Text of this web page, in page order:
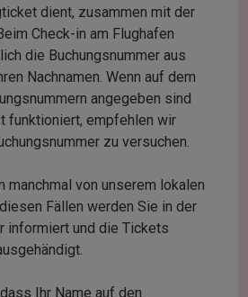
dient, zusammen mit der
Check-in am Flughafen
die Buchungsnummer aus
Nachnamen. Wenn auf dem
angegeben sind
funktioniert, empfehlen wir
zu versuchen.
manchmal von unserem lokalen
Fällen werden Sie in der
informiert und die Tickets
Ihr Name auf den